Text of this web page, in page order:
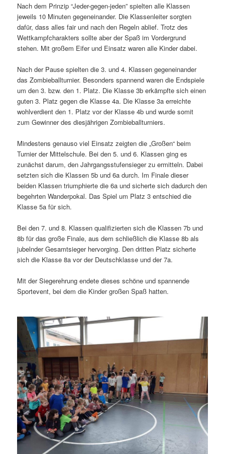
Nach dem Prinzip “Jeder-gegen-jeden” spielten alle Klassen
jeweils 10 Minuten gegeneinander. Die Klassenleiter sorgten
dafür, dass alles fair und nach den Regeln ablief. Trotz des
Wettkampfcharakters sollte aber der Spaß im Vordergrund
stehen. Mit großem Eifer und Einsatz waren alle Kinder dabei.
Nach der Pause spielten die 3. und 4. Klassen gegeneinander
das Zombieballturnier. Besonders spannend waren die Endspiele
um den 3. bzw. den 1. Platz. Die Klasse 3b erkämpfte sich einen
guten 3. Platz gegen die Klasse 4a. Die Klasse 3a erreichte
wohlverdient den 1. Platz vor der Klasse 4b und wurde somit
zum Gewinner des diesjährigen Zombieballturniers.
Mindestens genauso viel Einsatz zeigten die „Großen“ beim
Turnier der Mittelschule. Bei den 5. und 6. Klassen ging es
zunächst darum, den Jahrgangsstufensieger zu ermitteln. Dabei
setzten sich die Klassen 5b und 6a durch. Im Finale dieser
beiden Klassen triumphierte die 6a und sicherte sich dadurch den
begehrten Wanderpokal. Das Spiel um Platz 3 entschied die
Klasse 5a für sich.
Bei den 7. und 8. Klassen qualifizierten sich die Klassen 7b und
8b für das große Finale, aus dem schließlich die Klasse 8b als
jubelnder Gesamtsieger hervorging. Den dritten Platz sicherte
sich die Klasse 8a vor der Deutschklasse und der 7a.
Mit der Siegerehrung endete dieses schöne und spannende
Sportevent, bei dem die Kinder großen Spaß hatten.